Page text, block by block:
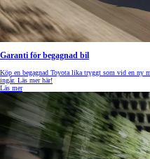
Garanti för begagnad bil
Köp en begagnad Toyota lika tryggt som vid en ny
ingår. Läs mer här!
Läs mer